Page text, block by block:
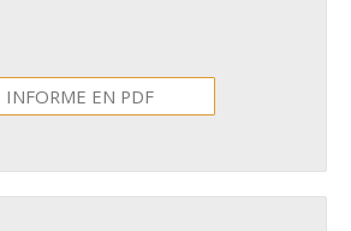
INFORME EN PDF